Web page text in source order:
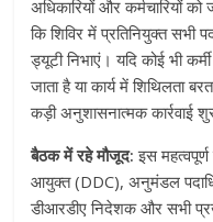
अधिकारियों और कर्मचारियों
कि शिविर में प्रतिनियुक्त सभी
ड्यूटी निभाएं। यदि कोई भी
जाता है या कार्य में शिथिलता
कड़ी अनुशासनात्मक कार्रवाई
बैठक में रहे मौजूद: इस
आयुक्त (DDC), अनुमंडल
डीआरडीए निदेशक और सभी